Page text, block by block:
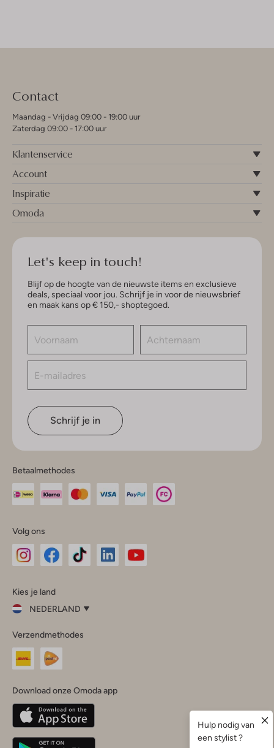
Contact
Maandag - Vrijdag 09:00 - 19:00 uur
Zaterdag 09:00 - 17:00 uur
Klantenservice
Account
Inspiratie
Omoda
Let's keep in touch!
Blijf op de hoogte van de nieuwste items en exclusieve
deals, speciaal voor jou. Schrijf je in voor de nieuwsbrief
en maak kans op € 150,- shoptegoed.
Schrijf je in
Betaalmethodes
Volg ons
InstagramFacebook
Kies je land
NEDERLAND
je
land
Nederland
Belgique(Français)
Deutschland
Verzendmethodes
Download onze Omoda app